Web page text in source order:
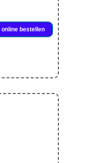
online bestellen